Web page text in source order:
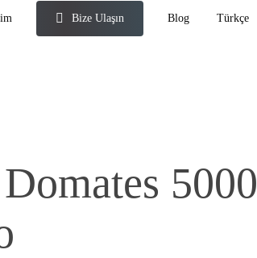
Bize Ulaşın Blog Türkçe
5000